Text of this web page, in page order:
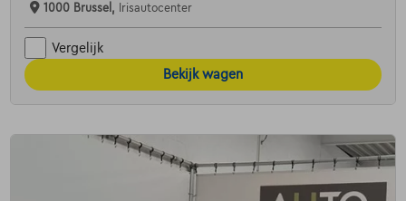
1000 Brussel, Irisautocenter
Vergelijk
Bekijk wagen